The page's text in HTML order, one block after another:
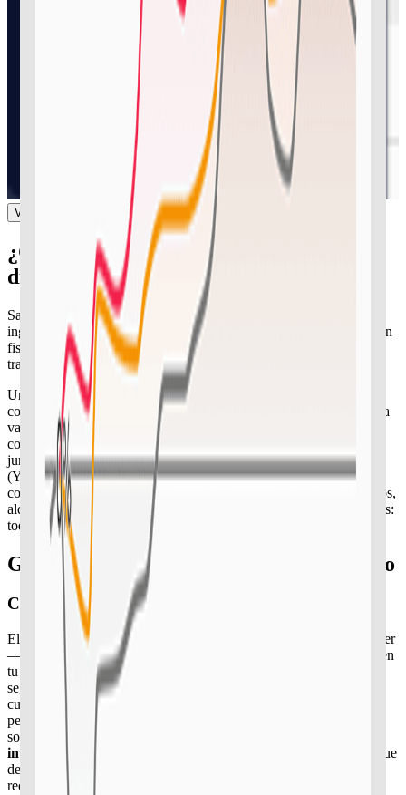
Ver tutorial 🍿 5 minutos
¿Cómo predecir la rentabilidad por
dividendosin una bola de cristal?
Sabe qué vas a recibir antes de que llegue. Consulta todos los
ingresos de cada posición con meses de antelación, con la retención
fiscal reportada por el broker ya contabilizada y con total
transparencia en el cálculo de cada cifra.
Un
gestor de dividendos
preciso proyecta futuros ingresos
combinando las fechas ex-dividendo y de pago anunciadas de cada
valor con estimaciones de tasa de crecimiento a varios años,
conserva la
retención fiscal
jurisdicción y alinea larentabilidad, el rendimiento sobre coste
(YoC) y la tasa de crecimiento del dividendo (DGR)para una
comparación directa. Capitally hace esto para acciones, ETF, bonos,
alquileres de inmuebles, préstamos P2P y staking de criptomonedas:
todas tus fuentes de ingresos en un mismo libro contable.
Gestor de cartera de dividendos completo
Controla tus dividendos
El gestor de dividendos de Capitally importa cada pago de tu broker
—incluida la retención fiscal exacta reportada— para que la cifra en
tu declaración de la renta coincida exactamente con la de tu
seguimiento. Esta vista trabaja igual con ingresos por alquileres,
cupones de bonos, intereses P2P y recompensas de staking,
permitiéndote comparar la rentabilidad neta entre clases de activos
sobre una base unificada y ajustada por divisa.
inversores en dividendos y seguidores del movimiento FIRE
que
desean ver sus flujos de caja futuros por adelantado, en lugar de
reconstruirlos a posteriori.